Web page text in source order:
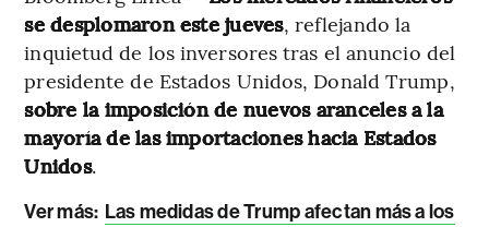
se desplomaron este jueves, reflejando la
inquietud de los inversores tras el anuncio del
presidente de Estados Unidos, Donald Trump,
sobre la imposición de nuevos aranceles a la
mayoría de las importaciones hacia Estados
Unidos.
Ver más: Las medidas de Trump afectan más a los